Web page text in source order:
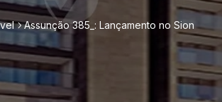
Assunção 385_: Lançamento no Sion